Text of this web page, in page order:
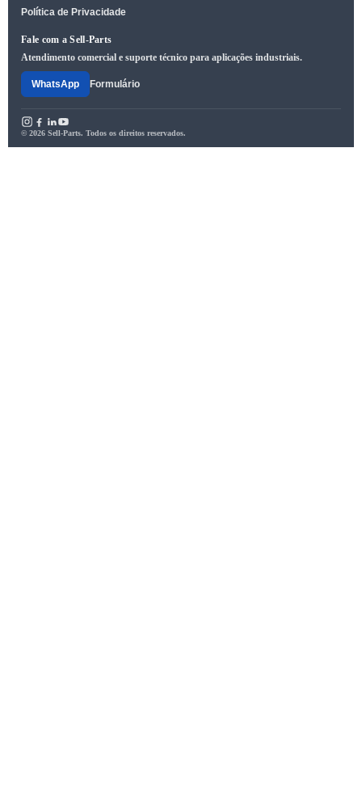
Política de Privacidade
Fale com a Sell-Parts
Atendimento comercial e suporte técnico para aplicações industriais.
WhatsApp Formulário
© 2026 Sell-Parts. Todos os direitos reservados.